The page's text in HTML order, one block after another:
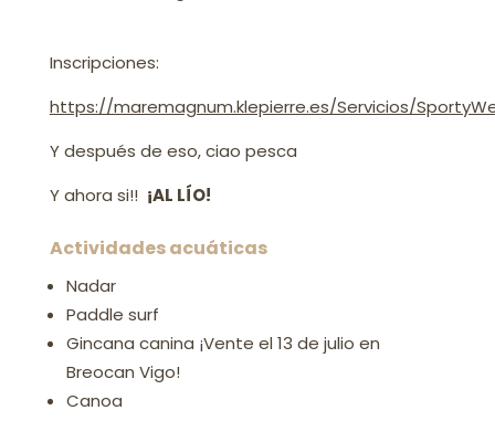
Inscripciones:
https://maremagnum.klepierre.es/Servicios/
Y después de eso, ciao pesca
Y ahora si!! ¡AL LÍO!
Actividades acuáticas
Nadar
Paddle surf
Gincana canina ¡Vente el 13 de julio en
Breocan Vigo!
Canoa